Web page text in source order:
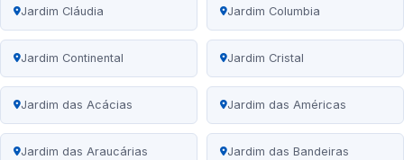
Jardim Cláudia Jardim Columbia
Jardim Continental Jardim Cristal
Jardim das Acácias Jardim das Américas
Jardim das Araucárias Jardim das Bandeiras